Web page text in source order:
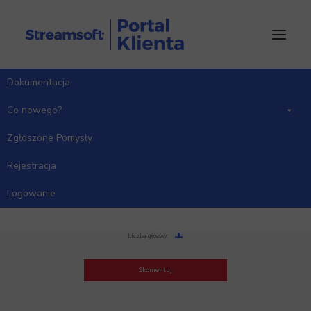
Dokumentacja
Co nowego?
Zgłoszone Pomysły
Rejestracja
Logowanie
Dokumentacja do czynności
Liczba głosów: 1
Skomentuj